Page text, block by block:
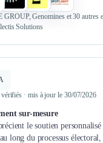
Genomines et 30 autres
Solutions
· mis à jour le 30/07/2026
sur-mesure
le soutien
long du processus